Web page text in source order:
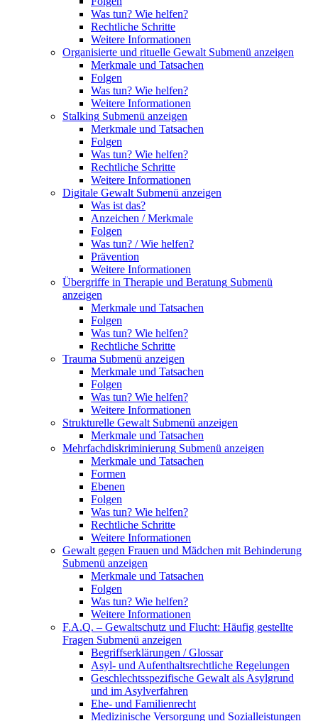
Was tun? Wie helfen?
Rechtliche Schritte
Weitere Informationen
Organisierte und rituelle Gewalt Submenü anzeigen
Merkmale und Tatsachen
Folgen
Was tun? Wie helfen?
Weitere Informationen
Stalking Submenü anzeigen
Merkmale und Tatsachen
Folgen
Was tun? Wie helfen?
Rechtliche Schritte
Weitere Informationen
Digitale Gewalt Submenü anzeigen
Was ist das?
Anzeichen / Merkmale
Folgen
Was tun? / Wie helfen?
Prävention
Weitere Informationen
Übergriffe in Therapie und Beratung Submenü
anzeigen
Merkmale und Tatsachen
Folgen
Was tun? Wie helfen?
Rechtliche Schritte
Trauma Submenü anzeigen
Merkmale und Tatsachen
Folgen
Was tun? Wie helfen?
Weitere Informationen
Strukturelle Gewalt Submenü anzeigen
Merkmale und Tatsachen
Mehrfachdiskriminierung Submenü anzeigen
Merkmale und Tatsachen
Formen
Ebenen
Folgen
Was tun? Wie helfen?
Rechtliche Schritte
Weitere Informationen
Gewalt gegen Frauen und Mädchen mit Behinderung
Submenü anzeigen
Merkmale und Tatsachen
Folgen
Was tun? Wie helfen?
Weitere Informationen
F.A.Q. – Gewaltschutz und Flucht: Häufig gestellte
Fragen Submenü anzeigen
Begriffserklärungen / Glossar
Asyl- und Aufenthaltsrechtliche Regelungen
Geschlechtsspezifische Gewalt als Asylgrund
und im Asylverfahren
Ehe- und Familienrecht
Medizinische Versorgung und Sozialleistungen